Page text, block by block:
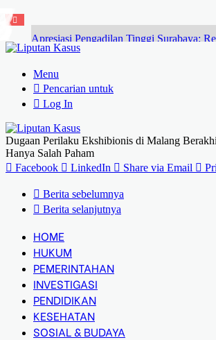
Menu
Pencarian untuk
Log In
Dugaan Perilaku Ekshibionis di Malang
Hanya Salah Paham
Facebook
LinkedIn Share via Email
Berita sebelumnya
Berita selanjutnya
HOME
HUKUM
PEMERINTAHAN
INVESTIGASI
PENDIDIKAN
KESEHATAN
SOSIAL & BUDAYA